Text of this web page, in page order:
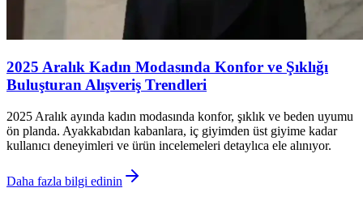
2025 Aralık Kadın Modasında Konfor ve Şıklığı
Buluşturan Alışveriş Trendleri
2025 Aralık ayında kadın modasında konfor, şıklık ve beden uyumu
ön planda. Ayakkabıdan kabanlara, iç giyimden üst giyime kadar
kullanıcı deneyimleri ve ürün incelemeleri detaylıca ele alınıyor.
Daha fazla bilgi edinin